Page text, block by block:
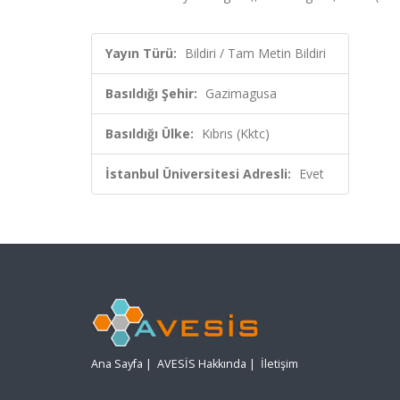
Yayın Türü: Bildiri / Tam Metin Bildiri
Basıldığı Şehir: Gazimagusa
Basıldığı Ülke: Kıbrıs (Kktc)
İstanbul Üniversitesi Adresli: Evet
Ana Sayfa | AVESİS Hakkında | İletişim